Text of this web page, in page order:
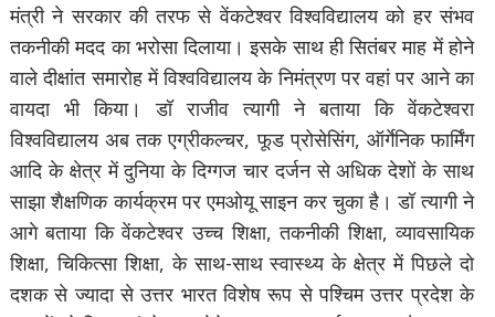
मंत्री ने सरकार की तरफ से वेंकटेश्वर विश्वविद्यालय को हर संभव
तकनीकी मदद का भरोसा दिलाया। इसके साथ ही सितंबर माह में होने
वाले दीक्षांत समारोह में विश्वविद्यालय के निमंत्रण पर वहां पर आने का
वायदा भी किया। डॉ राजीव त्यागी ने बताया कि वेंकटेश्वरा
विश्वविद्यालय अब तक एग्रीकल्चर, फूड प्रोसेसिंग, ऑर्गेनिक फार्मिंग
आदि के क्षेत्र में दुनिया के दिग्गज चार दर्जन से अधिक देशों के साथ
साझा शैक्षणिक कार्यक्रम पर एमओयू साइन कर चुका है। डॉ त्यागी ने
आगे बताया कि वेंकटेश्वर उच्च शिक्षा, तकनीकी शिक्षा, व्यावसायिक
शिक्षा, चिकित्सा शिक्षा, के साथ-साथ स्वास्थ्य के क्षेत्र में पिछले दो
दशक से ज्यादा से उत्तर भारत विशेष रूप से पश्चिम उत्तर प्रदेश के